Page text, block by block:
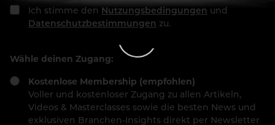
Ich stimme den Nutzungsbedingungen und
Datenschutzbestimmungen zu.
Wähle deinen Zugang:
Kostenlose Membership (empfohlen)
Voller und kostenloser Zugang zu allen Artikeln,
Videos & Masterclasses sowie die besten News und
exklusiven Branchen-Insights direkt per Newsletter